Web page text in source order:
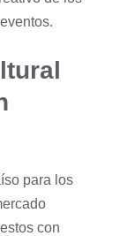
para los
con